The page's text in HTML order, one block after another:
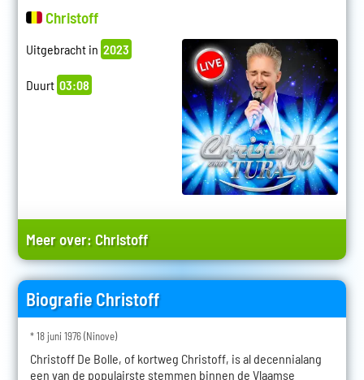
Christoff
Uitgebracht in 2023
Duurt 03:08
Meer over: Christoff
Biografie Christoff
* 18 juni 1976 (Ninove)
Christoff De Bolle, of kortweg Christoff, is al decennialang
een van de populairste stemmen binnen de Vlaamse